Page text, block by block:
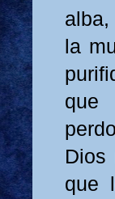
la
que
Dios
que